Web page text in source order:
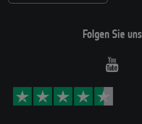
Folgen Sie uns
Youtube